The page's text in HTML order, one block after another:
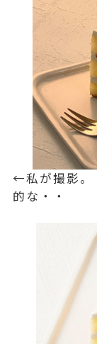
←私が撮影。
的な・・